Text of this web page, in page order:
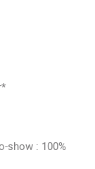
show : 100%